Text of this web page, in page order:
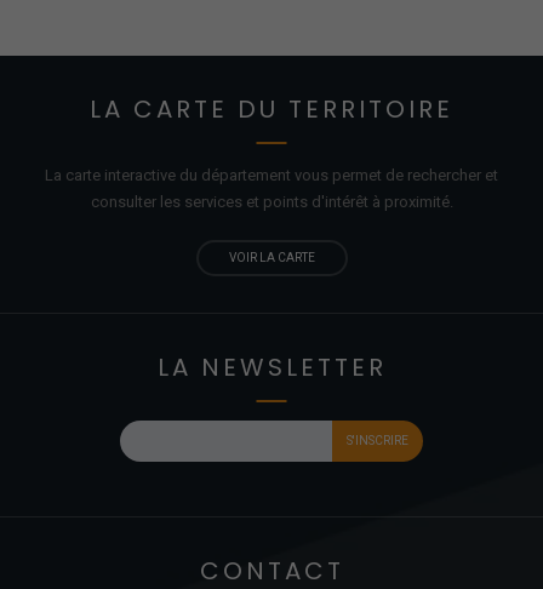
LA CARTE DU TERRITOIRE
La carte interactive du département vous permet de rechercher et
consulter les services et points d'intérêt à proximité.
VOIR LA CARTE
LA NEWSLETTER
CONTACT